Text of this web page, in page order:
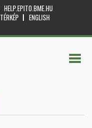
HELP.EPITO.BME.HU
TÉRKÉP
ENGLISH